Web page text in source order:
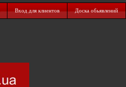
Вход для клиентов Доска обьявлений